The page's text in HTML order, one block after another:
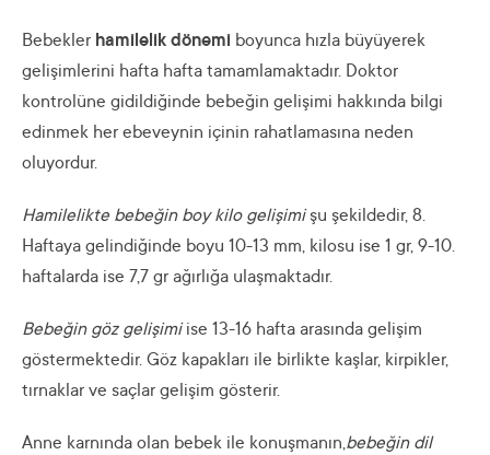
Bebekler hamilelik dönemi boyunca hızla büyüyerek
gelişimlerini hafta hafta tamamlamaktadır. Doktor
kontrolüne gidildiğinde bebeğin gelişimi hakkında bilgi
edinmek her ebeveynin içinin rahatlamasına neden
oluyordur.
Hamilelikte bebeğin boy kilo gelişimişu şekildedir, 8.
Haftaya gelindiğinde boyu 10-13 mm, kilosu ise 1 gr, 9-10.
haftalarda ise 7,7 gr ağırlığa ulaşmaktadır.
Bebeğin göz gelişimiise 13-16 hafta arasında gelişim
göstermektedir. Göz kapakları ile birlikte kaşlar, kirpikler,
tırnaklar ve saçlar gelişim gösterir.
Anne karnında olan bebek ile konuşmanın,bebeğin dil